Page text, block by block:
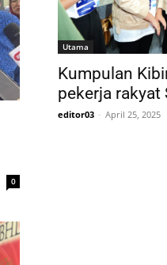
0
Utama
Kumpulan
pekerja rakyat
editor03 - April 25, 2025